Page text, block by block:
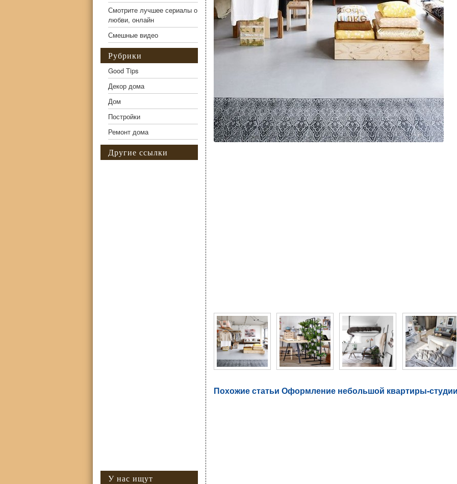
Похожие статьи Оформление небольшой квартиры-студии
Смотрите лучшее сериалы о
любви, онлайн
Смешные видео
Рубрики
Good Tips
Декор дома
Дом
Постройки
Ремонт дома
Другие ссылки
У нас ищут